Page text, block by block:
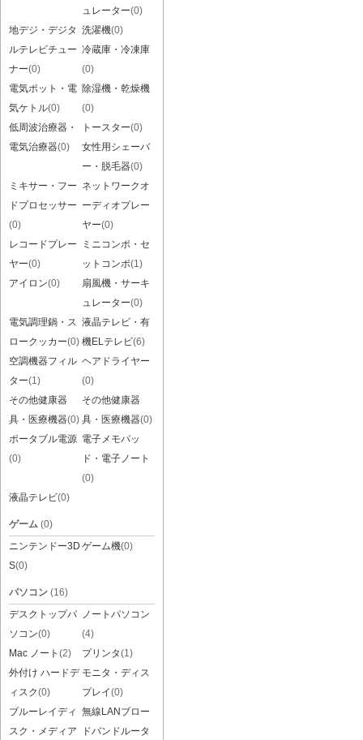
ュレーター(0)
地デジ・デジタ
ルテレビチュー
ナー(0)
洗濯機(0)
冷蔵庫・冷凍庫
(0)
電気ポット・電
気ケトル(0)
除湿機・乾燥機
(0)
低周波治療器・
電気治療器(0)
トースター(0)
女性用シェーバ
ー・脱毛器(0)
ミキサー・フー
ドプロセッサー
(0)
ネットワークオ
ーディオプレー
ヤー(0)
レコードプレー
ヤー(0)
ミニコンポ・セ
ットコンポ(1)
アイロン(0)
扇風機・サーキ
ュレーター(0)
電気調理鍋・ス
ロークッカー(0)
液晶テレビ・有
機ELテレビ(6)
空調機器フィル
ター(1)
ヘアドライヤー
(0)
その他健康器
具・医療機器(0)
その他健康器
具・医療機器(0)
ポータブル電源
(0)
電子メモパッ
ド・電子ノート
(0)
液晶テレビ(0)
ゲーム (0)
ニンテンドー3D
S(0)
ゲーム機(0)
パソコン (16)
デスクトップパ
ソコン(0)
ノートパソコン
(4)
Mac ノート (2) プリンタ(1)
外付け ハードデ
ィスク(0)
モニタ・ディス
プレイ(0)
ブルーレイディ
スク・メディア
無線LANブロー
ドバンドルータ